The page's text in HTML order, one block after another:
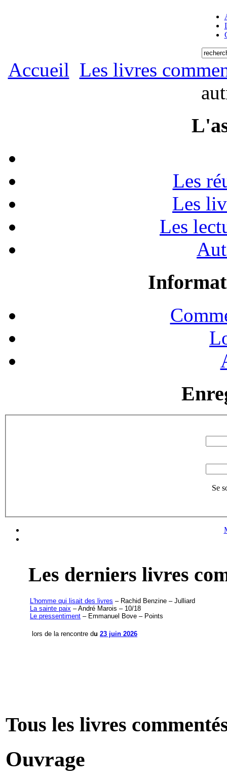
Accueil Les livres
Les
Les
Les
Se
Les derniers livres
L'homme qui lisait des livres – Rachid Benzine – Julliard
La sainte paix – André Marois – 10/18
Le pressentiment – Emmanuel Bove – Points
lors de la rencontre du 23 juin 2026
Tous les livres
Ouvrage